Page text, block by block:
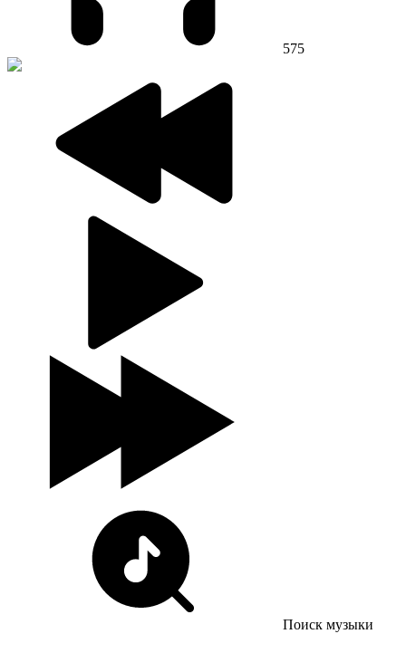
575
Поиск музыки